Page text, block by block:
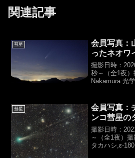
関連記事
彗星
会員写真：
ったネオワ
撮影日時：
秒～（全1夜
Nakamura 光
彗星
会員写真：
ンコ彗星の
撮影日時：
～（全1夜）
タカハシ,ε-